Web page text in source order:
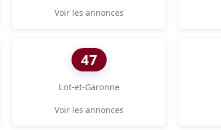
Voir les annonces
47
Lot-et-Garonne
Voir les annonces